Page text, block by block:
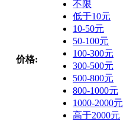
价格:
不限
低于10元
10-50元
50-100元
100-300元
300-500元
500-800元
800-1000元
1000-2000元
高于2000元